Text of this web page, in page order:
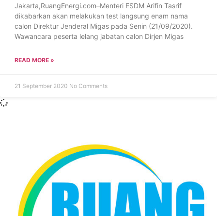
Jakarta,RuangEnergi.com–Menteri ESDM Arifin Tasrif
dikabarkan akan melakukan test langsung enam nama
calon Direktur Jenderal Migas pada Senin (21/09/2020).
Wawancara peserta lelang jabatan calon Dirjen Migas
READ MORE »
21 September 2020 No Comments